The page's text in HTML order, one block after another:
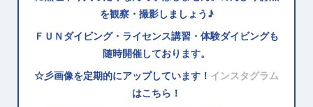
を観察・撮影しましょう♪
ＦＵＮダイビング・ライセンス講習・体験ダイビングも
随時開催しております。
☆彡画像を定期的にアップしています！ インスタグラム
はこちら！